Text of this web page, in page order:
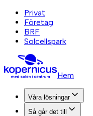
Privat
Företag
BRF
Solcellspark
Hem
Våra lösningar
Så går det till